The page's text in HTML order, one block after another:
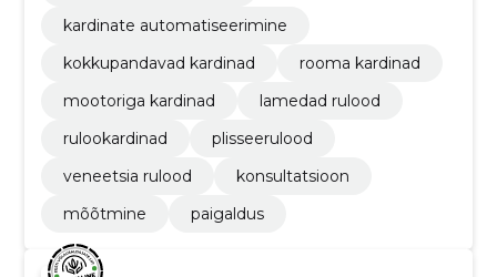
kardinate automatiseerimine
kokkupandavad kardinad
rooma kardinad
mootoriga kardinad
lamedad rulood
rulookardinad
plisseerulood
veneetsia rulood
konsultatsioon
mõõtmine
paigaldus